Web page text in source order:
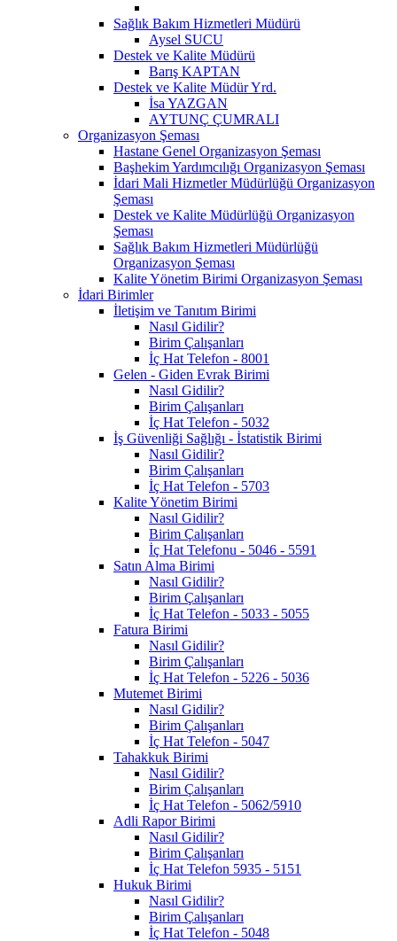
Sağlık Bakım Hizmetleri Müdürü
Aysel SUCU
Destek ve Kalite Müdürü
Barış KAPTAN
Destek ve Kalite Müdür Yrd.
İsa YAZGAN
AYTUNÇ ÇUMRALI
Organizasyon Şeması
Hastane Genel Organizasyon Şeması
Başhekim Yardımcılığı Organizasyon Şeması
İdari Mali Hizmetler Müdürlüğü Organizasyon
Şeması
Destek ve Kalite Müdürlüğü Organizasyon
Şeması
Sağlık Bakım Hizmetleri Müdürlüğü
Organizasyon Şeması
Kalite Yönetim Birimi Organizasyon Şeması
İdari Birimler
İletişim ve Tanıtım Birimi
Nasıl Gidilir?
Birim Çalışanları
İç Hat Telefon - 8001
Gelen - Giden Evrak Birimi
Nasıl Gidilir?
Birim Çalışanları
İç Hat Telefon - 5032
İş Güvenliği Sağlığı - İstatistik Birimi
Nasıl Gidilir?
Birim Çalışanları
İç Hat Telefon - 5703
Kalite Yönetim Birimi
Nasıl Gidilir?
Birim Çalışanları
İç Hat Telefonu - 5046 - 5591
Satın Alma Birimi
Nasıl Gidilir?
Birim Çalışanları
İç Hat Telefon - 5033 - 5055
Fatura Birimi
Nasıl Gidilir?
Birim Çalışanları
İç Hat Telefon - 5226 - 5036
Mutemet Birimi
Nasıl Gidilir?
Birim Çalışanları
İç Hat Telefon - 5047
Tahakkuk Birimi
Nasıl Gidilir?
Birim Çalışanları
İç Hat Telefon - 5062/5910
Adli Rapor Birimi
Nasıl Gidilir?
Birim Çalışanları
İç Hat Telefon 5935 - 5151
Hukuk Birimi
Nasıl Gidilir?
Birim Çalışanları
İç Hat Telefon - 5048